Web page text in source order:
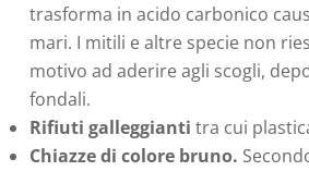
trasforma in acido carbonico
mari. I mitili e altre specie non
motivo ad aderire agli scogli,
fondali.
Rifiuti galleggianti tra cui
Chiazze di colore bruno.